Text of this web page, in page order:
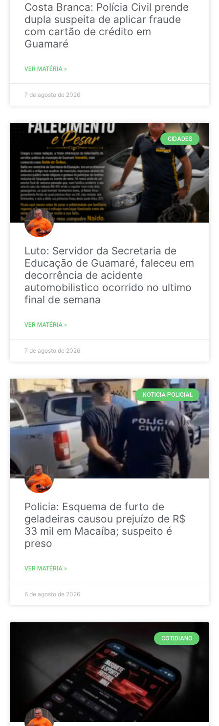
Costa Branca: Polícia Civil prende
dupla suspeita de aplicar fraude
com cartão de crédito em
Guamaré
VER MATÉRIA »
7 de agosto de 2026
CIDADES
Luto: Servidor da Secretaria de
Educação de Guamaré, faleceu em
decorrência de acidente
automobilistico ocorrido no ultimo
final de semana
VER MATÉRIA »
7 de agosto de 2026
NOTICIA POLICIAL
Policia: Esquema de furto de
geladeiras causou prejuízo de R$
33 mil em Macaíba; suspeito é
preso
VER MATÉRIA »
6 de agosto de 2026
COTIDIANO